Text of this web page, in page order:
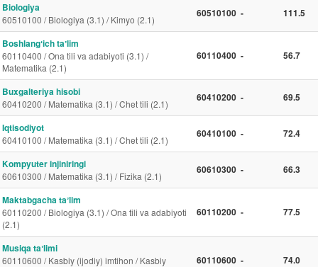
Biologiya
60510100 / Biologiya (3.1) / Kimyo (2.1)
60510100 - 111.5
Boshlangʻich taʼlim
60110400 / Ona tili va adabiyoti (3.1) /
Matematika (2.1)
60110400 - 56.7
Buxgalteriya hisobi
60410200 / Matematika (3.1) / Chet tili (2.1)
60410200 - 69.5
Iqtisodiyot
60410100 / Matematika (3.1) / Chet tili (2.1)
60410100 - 72.4
Kompyuter injiniringi
60610300 / Matematika (3.1) / Fizika (2.1)
60610300 - 66.3
Maktabgacha taʼlim
60110200 / Biologiya (3.1) / Ona tili va adabiyoti
(2.1)
60110200 - 77.5
Musiqa taʼlimi
60110600 / Kasbiy (ijodiy) imtihon / Kasbiy
60110600 - 74.0